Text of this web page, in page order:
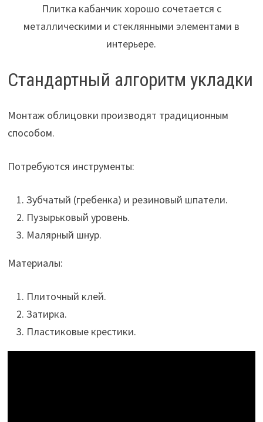
Плитка кабанчик хорошо сочетается с
металлическими и стеклянными элементами в
интерьере.
Стандартный алгоритм укладки
Монтаж облицовки производят традиционным
способом.
Потребуются инструменты:
Зубчатый (гребенка) и резиновый шпатели.
Пузырьковый уровень.
Малярный шнур.
Материалы:
Плиточный клей.
Затирка.
Пластиковые крестики.